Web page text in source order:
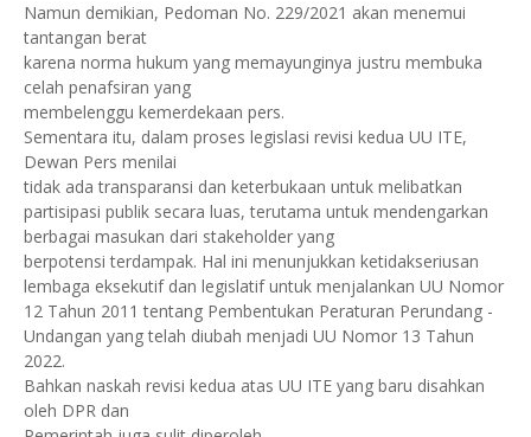
Namun demikian, Pedoman No. 229/2021 akan menemui
tantangan berat
karena norma hukum yang memayunginya justru membuka
celah penafsiran yang
membelenggu kemerdekaan pers.
Sementara itu, dalam proses legislasi revisi kedua UU ITE,
Dewan Pers menilai
tidak ada transparansi dan keterbukaan untuk melibatkan
partisipasi publik secara luas, terutama untuk mendengarkan
berbagai masukan dari stakeholder yang
berpotensi terdampak. Hal ini menunjukkan ketidakseriusan
lembaga eksekutif dan legislatif untuk menjalankan UU Nomor
12 Tahun 2011 tentang Pembentukan Peraturan Perundang -
Undangan yang telah diubah menjadi UU Nomor 13 Tahun
2022.
Bahkan naskah revisi kedua atas UU ITE yang baru disahkan
oleh DPR dan